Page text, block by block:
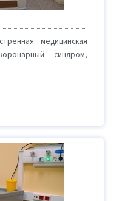
медицинская
синдром,